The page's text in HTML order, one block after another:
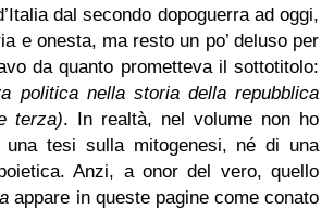
dal secondo dopoguerra ad oggi,
e onesta, ma resto un po’ deluso per
da quanto prometteva il sottotitolo:
politica nella storia della repubblica
terza). In realtà, nel volume non ho
tesi sulla mitogenesi, né di una
Anzi, a onor del vero, quello
appare in queste pagine come conato